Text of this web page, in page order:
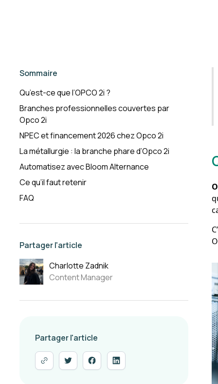
Sommaire
Qu’est-ce que l’OPCO 2i ?
Branches professionnelles couvertes par
Opco 2i
NPEC et financement 2026 chez Opco 2i
La métallurgie : la branche phare d’Opco 2i
Automatisez avec Bloom Alternance
Ce qu’il faut retenir
FAQ
Partager l'article
Charlotte Zadnik
Content Manager
Partager l'article